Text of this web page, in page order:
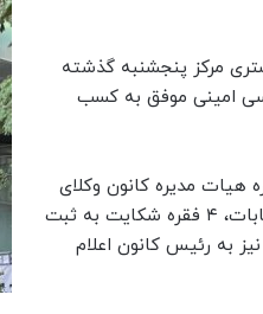
مرکز پنجشنبه گذشته
و دکتر عیسی امینی موفق به کسب
مدیره کانون وکلای
دادگستری مرکز از شکایات صورت گرفته در خصوص این انتخابات، ۴ فقره شکایت به ثبت
به رئیس کانون اعلام